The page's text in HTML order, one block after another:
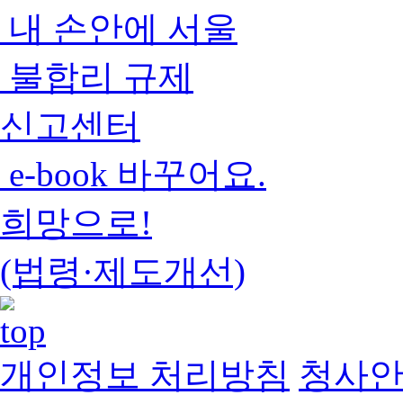
내 손안에 서울
불합리 규제
신고센터
e-book 바꾸어요.
희망으로!
(법령·제도개선)
개인정보 처리방침 청사